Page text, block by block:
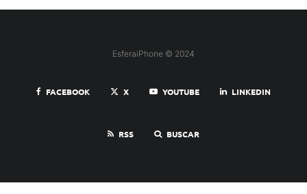
EsferaiPhone © 2024
FACEBOOK X YOUTUBE LINKEDIN
RSS BUSCAR